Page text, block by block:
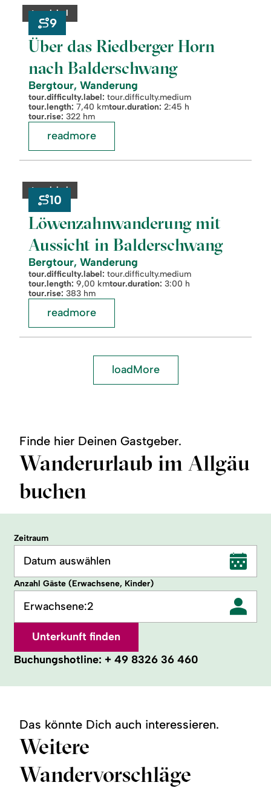
category:
tour.label
9
Über das Riedberger Horn
nach Balderschwang
Bergtour, Wanderung
tour.difficulty.label: tour.difficulty.medium
tour.length: 7,40 kmtour.duration: 2:45 h
tour.rise: 322 hm
das
Riedberger
Horn
nach
Balderschwang
readmore
category:
tour.label
10
Löwenzahnwanderung mit
Aussicht in Balderschwang
Bergtour, Wanderung
tour.difficulty.label: tour.difficulty.medium
tour.length: 9,00 kmtour.duration: 3:00 h
tour.rise: 383 hm
readmore:
mit
Aussicht
Balderschwang
readmore
loadMore
Finde hier Deinen Gastgeber.
Wanderurlaub im Allgäu
buchen
Zeitraum
Datum auswählen
Anzahl Gäste (Erwachsene, Kinder)
2
Erwachsene:
Unterkunft finden
Buchungshotline: + 49 8326 36 460
Das könnte Dich auch interessieren.
Weitere
Wandervorschläge